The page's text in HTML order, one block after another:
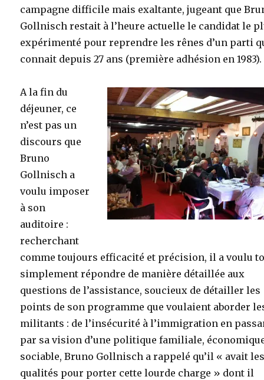
campagne difficile mais exaltante, jugeant que
Gollnisch restait à l’heure actuelle le candidat le
expérimenté pour reprendre les rênes d’un parti
connait depuis 27 ans (première adhésion en 1983).
A la fin du
déjeuner, ce
n’est pas un
discours que
Bruno
Gollnisch a
voulu imposer
à son
auditoire :
recherchant
comme toujours efficacité et précision, il a voulu
simplement répondre de manière détaillée aux
questions de l’assistance, soucieux de détailler les
points de son programme que voulaient aborder
militants : de l’insécurité à l’immigration en
par sa vision d’une politique familiale,
sociable, Bruno Gollnisch a rappelé qu’il « avait
qualités pour porter cette lourde charge » dont il